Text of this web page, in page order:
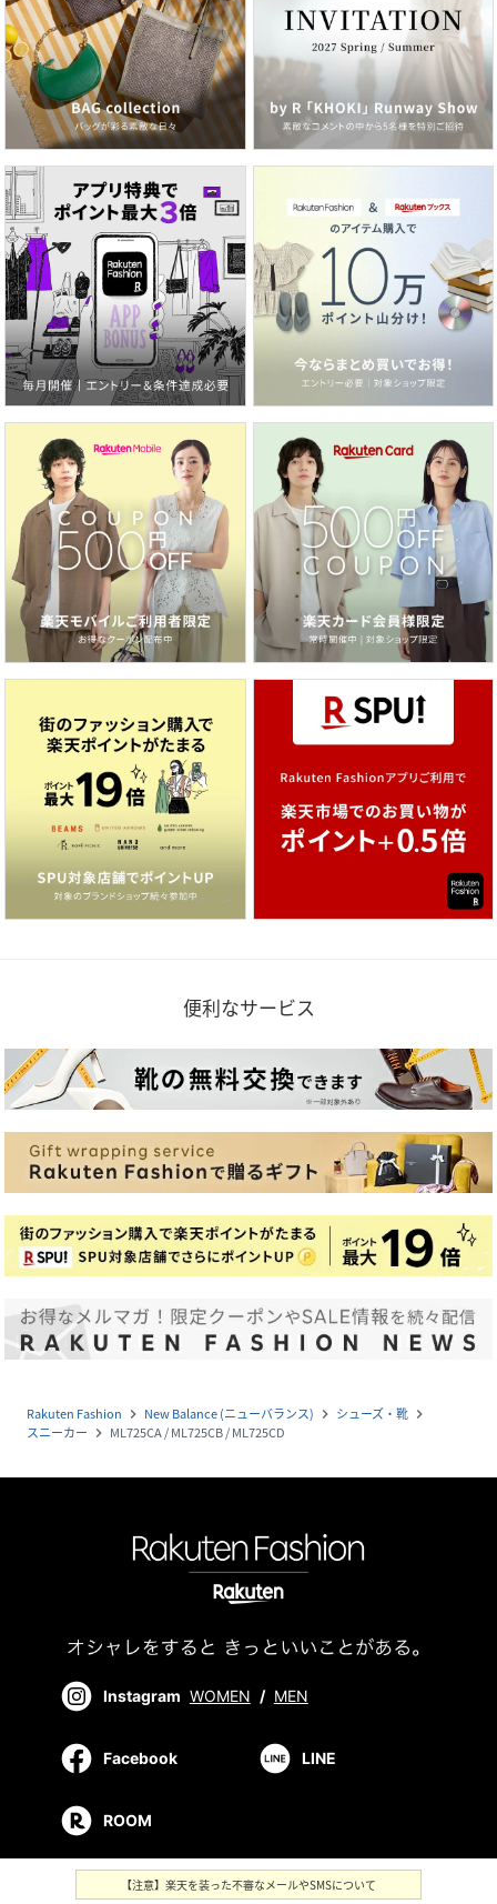
便利なサービス
Rakuten Fashion navigate_next New Balance (ニューバランス) navigate_next シューズ・靴 navigate_next
スニーカー navigate_next ML725CA / ML725CB / ML725CD
Instagram WOMEN / MEN
Facebook LINE
ROOM
【注意】楽天を装った不審なメールやSMSについて